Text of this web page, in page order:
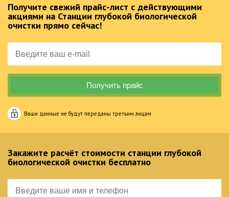
Получите свежий прайс-лист с действующими
акциями на Станции глубокой биологической
очистки прямо сейчас!
Ваши данные не будут переданы третьим лицам
Закажите расчёт стоимости станции глубокой
биологической очистки бесплатно